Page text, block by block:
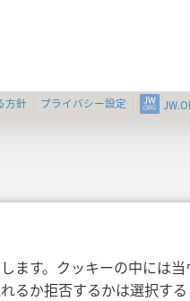
ます。クッキーの中には
るか拒否するかは選択す
方針 プライバシー設定